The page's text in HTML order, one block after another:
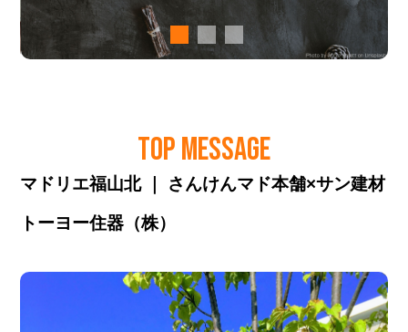
TOP MESSAGE
マドリエ福山北 ｜ さんけんマド本舗×サン建材
トーヨー住器（株）